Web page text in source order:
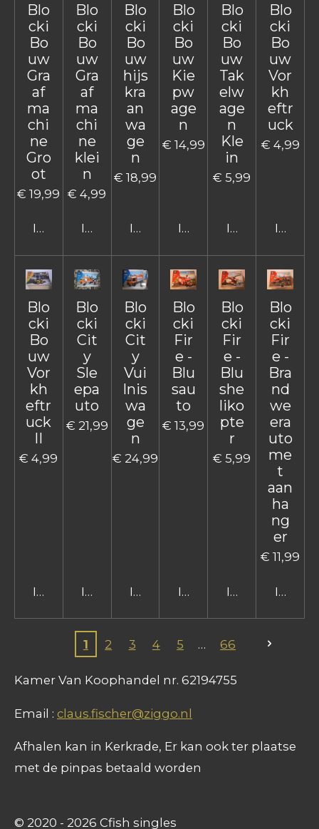
Blo
cki
Bo
uw
Gra
af
ma
chi
ne
Gro
ot
€ 19,99
In winkelwagen
Blo
cki
Bo
uw
Gra
af
ma
chi
ne
klei
n
€ 4,99
In winkelwagen
Blo
cki
Bo
uw
hijs
kra
an
wa
ge
n
€ 18,99
In winkelwagen
Blo
cki
Bo
uw
Kie
pw
age
n
€ 14,99
In winkelwagen
Blo
cki
Bo
uw
Tak
elw
age
n
Kle
in
€ 5,99
In
Blo
cki
Bo
uw
Vor
kh
eftr
uck
€ 4,99
In
Blo
cki
Bo
uw
Vor
kh
eftr
uck
€ 4,99
In winkelwagen
Blo
cki
Cit
y
Sle
epa
uto
€ 21,99
In winkelwagen
Blo
cki
Cit
y
Vui
lnis
wa
ge
n
€ 24,99
In winkelwagen
Blo
cki
Fir
e -
Blu
sau
to
€ 13,99
In winkelwagen
Blo
cki
Fir
e -
Blu
she
liko
pte
r
€ 5,99
In
Blo
cki
Fir
e -
Bra
nd
we
era
uto
me
t
aan
ha
ng
er
€ 11,99
In
1 2 3 4 5 66
Kamer Van Koophandel nr. 62194755
Email : claus.fischer@ziggo.nl
Afhalen kan in Kerkrade, Er kan ook ter plaatse
met de pinpas betaald worden
© 2020 - 2026 Cfish singles